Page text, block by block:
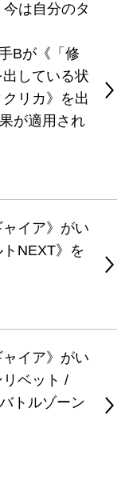
は自分のタ
Bが《「修
している状
リカ》を出
が適用され
イア》がい
NEXT》を
イア》がい
ベット /
トルゾーン